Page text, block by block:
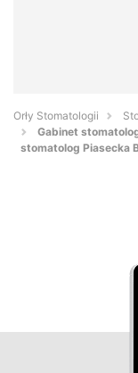
Orły Stomatologii
Gabinet
stomatolog Piasecka